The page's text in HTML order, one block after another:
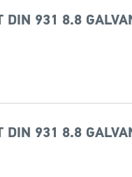
DIN 931 8.8
DIN 931 8.8